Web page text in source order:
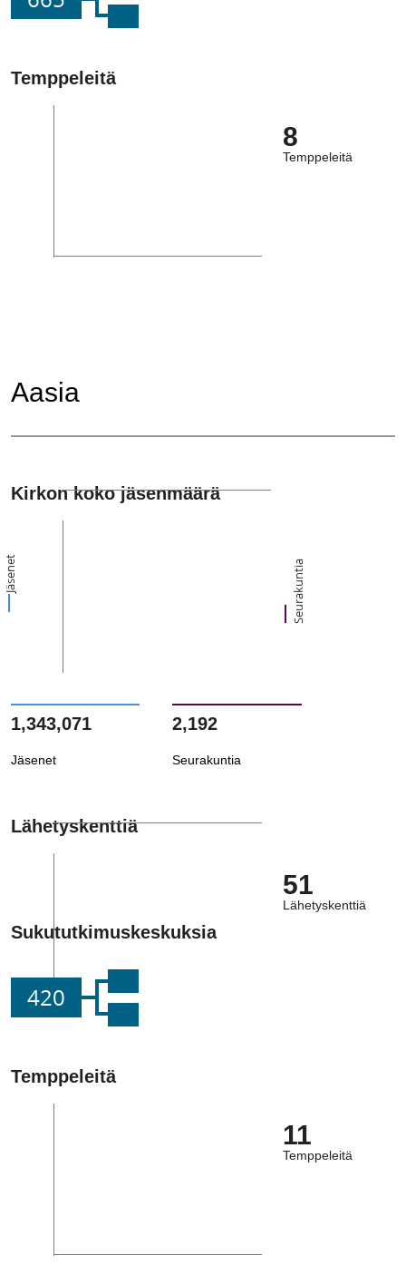
Temppeleitä
8
Temppeleitä
Aasia
Kirkon koko jäsenmäärä
Jäsenet Seurakuntia
1,343,071
Jäsenet
2,192
Seurakuntia
Lähetyskenttiä
51
Lähetyskenttiä
Sukututkimuskeskuksia
420
Temppeleitä
11
Temppeleitä